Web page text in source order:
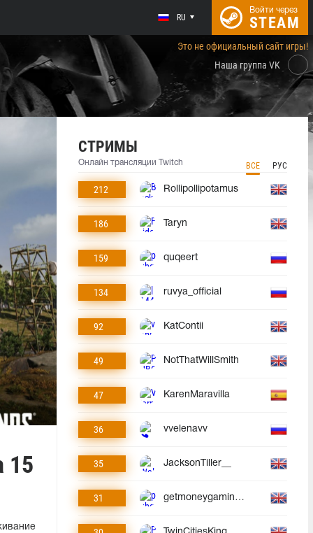
RU
Войти через
STEAM
Это не официальный сайт игры!
Наша группа VK
15
СТРИМЫ
Онлайн трансляции Twitch ВСЕ РУС
212 Rollipollipotamus
186 Taryn
159 quqeert
134 ruvya_official
92 KatContii
49 NotThatWillSmith
47 KarenMaravilla
36 vvelenavv
35 JacksonTiller__
31 getmoneygaminggmg